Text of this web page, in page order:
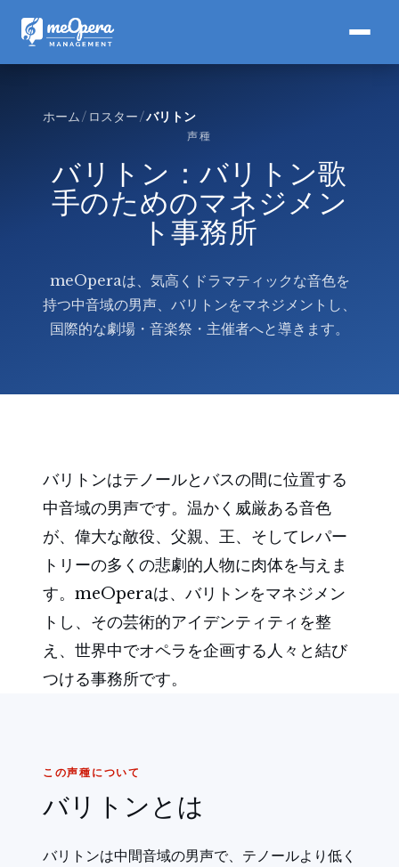
ホーム ロスター バリトン
声種
バリトン：バリトン歌
手のためのマネジメン
ト事務所
meOperaは、気高くドラマティックな音色を
持つ中音域の男声、バリトンをマネジメントし、
国際的な劇場・音楽祭・主催者へと導きます。
バリトンはテノールとバスの間に位置する
中音域の男声です。温かく威厳ある音色
が、偉大な敵役、父親、王、そしてレパー
トリーの多くの悲劇的人物に肉体を与えま
す。meOperaは、バリトンをマネジメン
トし、その芸術的アイデンティティを整
え、世界中でオペラを企画する人々と結び
つける事務所です。
この声種について
バリトンとは
バリトンは中間音域の男声で、テノールより低く